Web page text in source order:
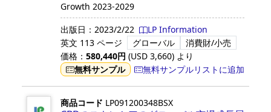
Growth 2023-2029
出版日： 2023/2/22
LP Information
英文 113 ページ グローバル
消費財/小売
価格： 580,440円 (USD 3,660) より
無料サンプル
無料サンプルリストに追加
商品コード LP091200348BSX